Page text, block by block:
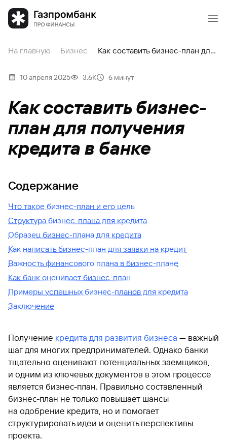
На главную Бизнес Как составить бизнес-план для получения кредита в банке
10 апреля 2025 3.6К 6 минут
Как составить бизнес-
план для получения
кредита в банке
Содержание
Что такое бизнес-план и его цель
Структура бизнес-плана для кредита
Образец бизнес-плана для кредита
Как написать бизнес-план для заявки на кредит
Важность финансового плана в бизнес-плане
Как банк оценивает бизнес-план
Примеры успешных бизнес-планов для кредита
Заключение
Получение кредита для развития бизнеса — важный
шаг для многих предпринимателей. Однако банки
тщательно оценивают потенциальных заемщиков,
и одним из ключевых документов в этом процессе
является бизнес-план. Правильно составленный
бизнес-план не только повышает шансы
на одобрение кредита, но и помогает
структурировать идеи и оценить перспективы
проекта.